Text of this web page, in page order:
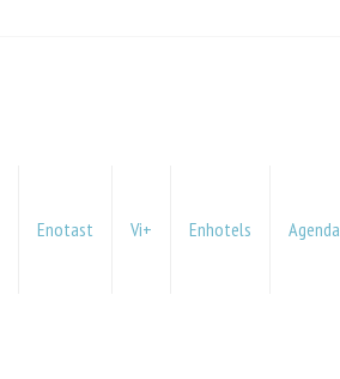
Enotast Vi+ Enhotels Agenda